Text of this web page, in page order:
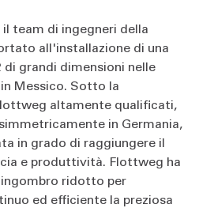
team di ingegneri della
all'installazione di una
grandi dimensioni nelle
Messico. Sotto la
altamente qualificati,
in Germania,
in grado di raggiungere il
e produttività. Flottweg ha
ridotto per
ed efficiente la preziosa